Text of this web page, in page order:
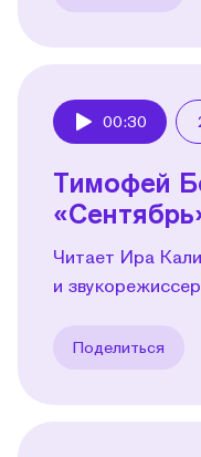
00:30
Тимофей
Читает Ира
и
Поделиться